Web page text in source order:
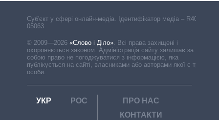
Cуб'єкт у сфері онлайн-медіа. Ідентифікатор медіа – R40-
05063
© 2009—2026 «Слово і Діло»
Всі права захищені і
охороняються законом. Адміністрація сайту залишає за
собою право не погоджуватися з інформацією, яка
публікується на сайті, власниками або авторами якої є треті
особи.
УКР РОС
ПРО НАС
КОНТАКТИ